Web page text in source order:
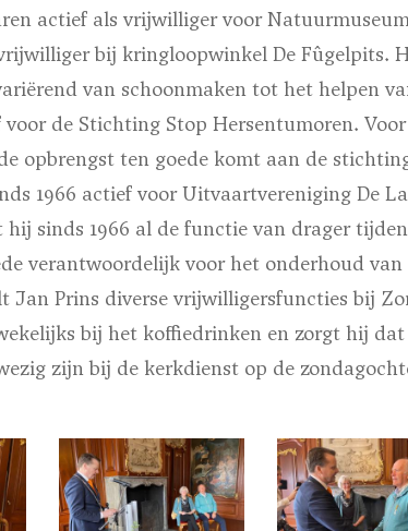
actief als vrijwilliger voor
bij kringloopwinkel De Fûgelpits.
van schoonmaken tot het helpen
de Stichting Stop Hersentumoren.
opbrengst ten goede komt aan de
1966 actief voor Uitvaartvereniging De
sinds 1966 al de functie van drager
verantwoordelijk voor het onderhoud
Jan Prins diverse vrijwilligersfuncties bij
bij het koffiedrinken en zorgt hij dat
zijn bij de kerkdienst op de